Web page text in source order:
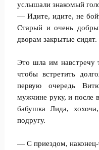
услышали знакомый
— Идите, идите, не
Старый и очень
дворам закрытые сидят.
Это шла им навстречу
чтобы встретить
первую очередь
мужчине руку, и после
бабушка Лида,
подругу.
— С приездом, наконец-